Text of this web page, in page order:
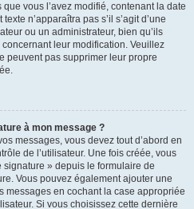
vous l’avez modifié, contenant la date
n’apparaîtra pas s’il s’agit d’une
ou un administrateur, bien qu’ils
leur modification. Veuillez
peuvent pas supprimer leur propre
à mon message ?
messages, vous devez tout d’abord en
de l’utilisateur. Une fois créée, vous
» depuis le formulaire de
Vous pouvez également ajouter une
messages en cochant la case appropriée
Si vous choisissez cette dernière